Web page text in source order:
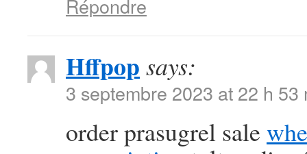
Répondre
Hffpop says:
3 septembre 2023 at 22 h 53
order prasugrel sale